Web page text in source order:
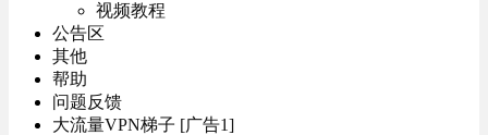
视频教程
公告区
其他
帮助
问题反馈
大流量VPN梯子 [广告1]